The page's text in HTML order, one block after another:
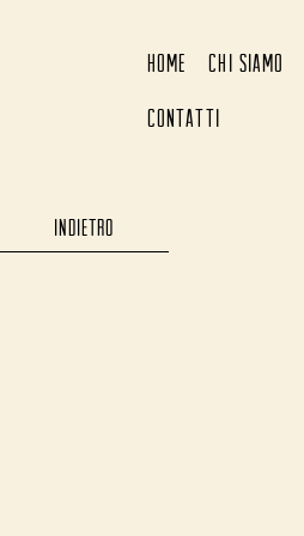
HOME
CHI SIAMO
CONTATTI
INDIETRO